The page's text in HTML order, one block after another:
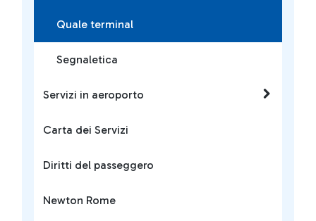
Quale terminal
Segnaletica
Servizi in aeroporto
Carta dei Servizi
Diritti del passeggero
Newton Rome